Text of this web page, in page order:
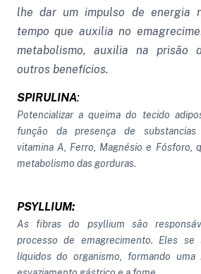
lhe dar um impulso de energia
tempo que auxilia no
metabolismo, auxilia na prisão
outros benefícios.
SPIRULINA:
Potencializar a queima do tecido
função da presença de substancias
vitamina A, Ferro, Magnésio e Fósforo,
metabolismo das gorduras.
PSYLLIUM:
As fibras do psyllium são
processo de emagrecimento. Eles se
líquidos do organismo, formando uma